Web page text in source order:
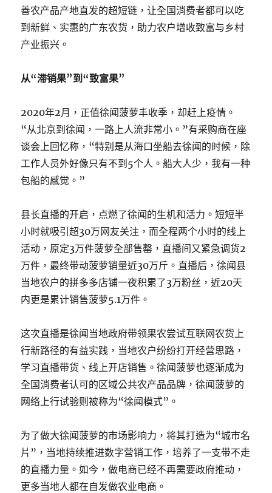
善农产品产地直发的超短链，让全国消费者都可以吃
到新鲜、实惠的广东农货，助力农户增收致富与乡村
产业振兴。
从“滞销果”到“致富果”
2020年2月，正值徐闻菠萝丰收季，却赶上疫情。
“从北京到徐闻，一路上人流非常小。”有采购商在座
谈会上回忆称，“特别是从海口坐船去徐闻的时候，除
工作人员外好像只有不到5个人。船大人少，我有一种
包船的感觉。”
县长直播的开启，点燃了徐闻的生机和活力。短短半
小时就吸引超30万网友关注，而全程两个小时的线上
活动，原定3万件菠萝全部售罄，直播间又紧急调货2
万件，最终带动菠萝销量近30万斤。直播后，徐闻县
当地农户的拼多多店铺一夜积累了3万粉丝，近20天
内更是累计销售菠萝5.1万件。
这次直播是徐闻当地政府带领果农尝试互联网农货上
行新路径的有益实践，当地农户纷纷打开经营思路，
学习直播带货、线上开店销售。徐闻菠萝也逐渐成为
全国消费者认可的区域公共农产品品牌，徐闻菠萝的
网络上行试验则被称为“徐闻模式”。
为了做大徐闻菠萝的市场影响力，将其打造为“城市名
片”，当地持续推进数字营销工作，培养了一支带不走
的直播力量。如今，做电商已经不再需要政府推动，
更多当地人都在自发做农业电商。